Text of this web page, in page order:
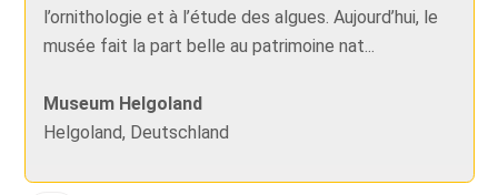
l’ornithologie et à l’étude des algues. Aujourd’hui, le
musée fait la part belle au patrimoine nat...
Museum Helgoland
Helgoland, Deutschland